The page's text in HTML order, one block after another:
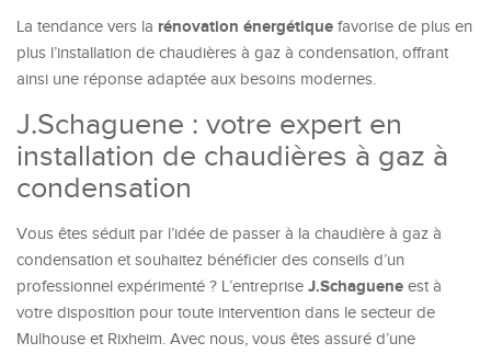
La tendance vers la rénovation énergétique favorise de plus en
plus l’installation de chaudières à gaz à condensation, offrant
ainsi une réponse adaptée aux besoins modernes.
J.Schaguene : votre expert en
installation de chaudières à gaz à
condensation
Vous êtes séduit par l’idée de passer à la chaudière à gaz à
condensation et souhaitez bénéficier des conseils d’un
professionnel expérimenté ? L’entreprise J.Schaguene est à
votre disposition pour toute intervention dans le secteur de
Mulhouse et Rixheim. Avec nous, vous êtes assuré d’une